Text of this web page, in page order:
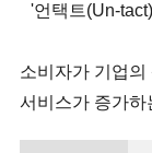
'언택트(Un-
소비자가 기업의
서비스가 증가하